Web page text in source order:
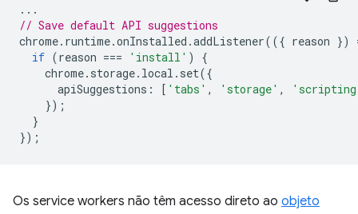
...
// Save default API suggestions
chrome. runtime.onInstalled .addListener(({ reason })
if (reason === 'install' )
{
chrome. storage. local . set({
apiSuggestions : [ 'tabs' , 'storage' ,
});
}
});
Os service workers não têm acesso direto ao objeto